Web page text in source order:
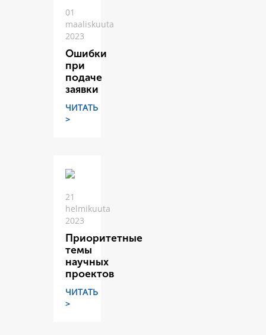
01
maaliskuuta
2023
Ошибки
при
подаче
заявки
ЧИТАТЬ
>
21
helmikuuta
2023
Приоритетные
темы
научных
проектов
ЧИТАТЬ
>